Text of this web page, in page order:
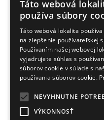
poškodenie a nedostatky
Určený pre farbenie
/nubuk (brúsenú kožu)
Sprej intenzívne farebne kryje a
nutné na samotné farbenie
nečistoty, prach a nemal by byť
dodatočne leštiť alebo fixovať iným
NÁŠ TIP
- Je ideálny pre
ktoré nepotrebujú vyživiť, a
Použitie -> Sprej sa jednoducho
Povrch
alebouniverzálnym čističom
1 páru stredne veľkých topánok
samotným sprejovaním obuvi je
ochrániť časti, ktoré nechcete
Táto webová
používa súbory
Táto webová lokalita
na zlepšenie používateľskej
Používaním našej webovej
vyjadrujete súhlas s
súborov cookie v súlade s
používania súborov cookie.
NEVYHNUTNE
VÝKONNOSŤ